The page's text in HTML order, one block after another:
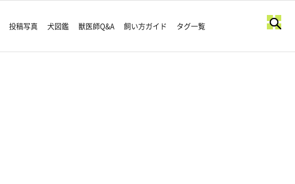
投稿写真 犬図鑑 獣医師Q&A 飼い方ガイド タグ一覧